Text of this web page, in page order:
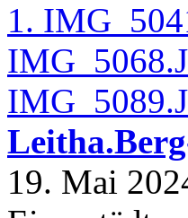
1.
19. Mai